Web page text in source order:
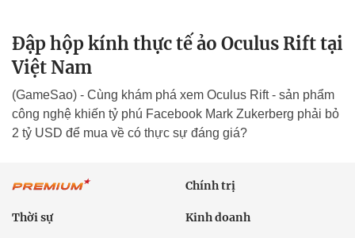
Đập hộp kính thực tế ảo Oculus Rift tại
Việt Nam
(GameSao) - Cùng khám phá xem Oculus Rift - sản phẩm
công nghệ khiến tỷ phú Facebook Mark Zukerberg phải bỏ
2 tỷ USD để mua về có thực sự đáng giá?
Chính trị
Thời sự Kinh doanh